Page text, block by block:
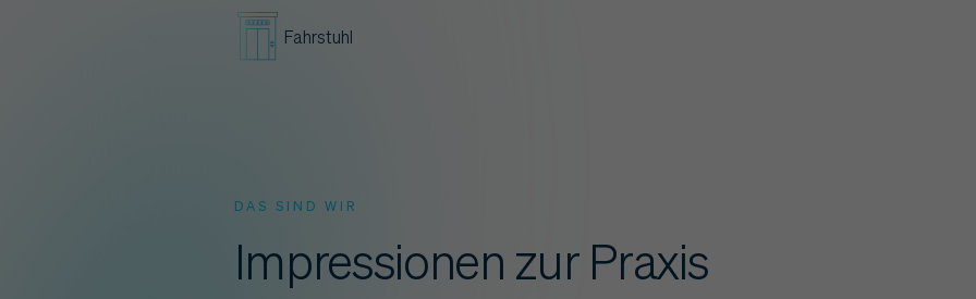
Fahrstuhl
DAS SIND WIR
Impressionen zur Praxis